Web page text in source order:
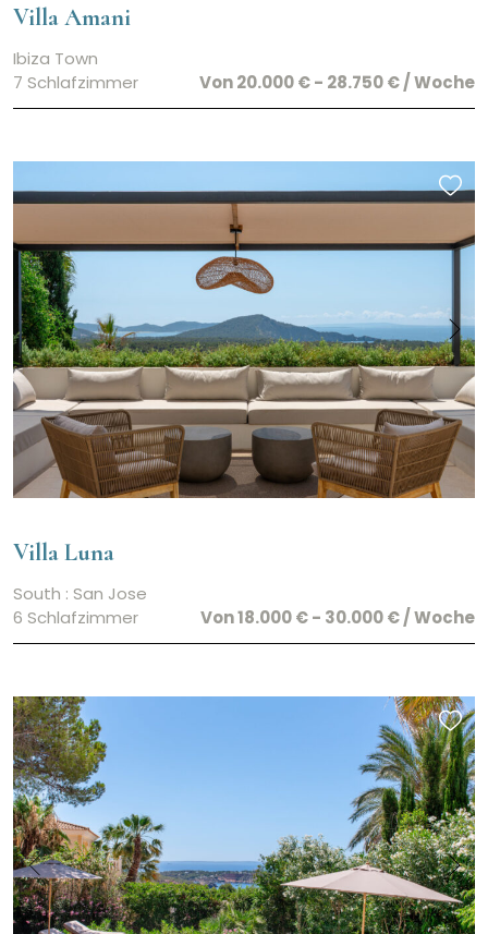
Villa Amani
Ibiza Town
7 Schlafzimmer
Von 20.000 € - 28.750 € / Woche
Villa Luna
South : San Jose
6 Schlafzimmer
Von 18.000 € - 30.000 € / Woche